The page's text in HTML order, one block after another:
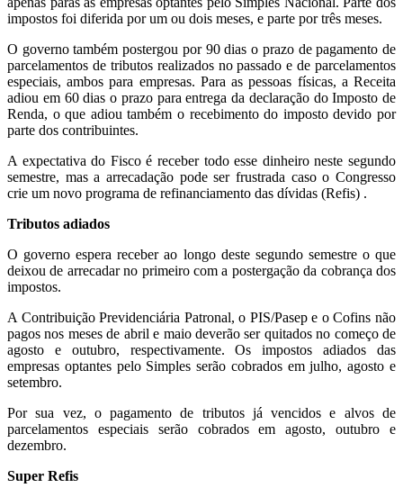
impostos foi diferida por um ou dois meses, e parte por três meses.
O governo também postergou por 90 dias o prazo de pagamento de
parcelamentos de tributos realizados no passado e de parcelamentos
especiais, ambos para empresas. Para as pessoas físicas, a Receita
adiou em 60 dias o prazo para entrega da declaração do Imposto de
Renda, o que adiou também o recebimento do imposto devido por
parte dos contribuintes.
A expectativa do Fisco é receber todo esse dinheiro neste segundo
semestre, mas a arrecadação pode ser frustrada caso o Congresso
crie um novo programa de refinanciamento das dívidas (Refis) .
Tributos adiados
O governo espera receber ao longo deste segundo semestre o que
deixou de arrecadar no primeiro com a postergação da cobrança dos
impostos.
A Contribuição Previdenciária Patronal, o PIS/Pasep e o Cofins não
pagos nos meses de abril e maio deverão ser quitados no começo de
agosto e outubro, respectivamente. Os impostos adiados das
empresas optantes pelo Simples serão cobrados em julho, agosto e
setembro.
Por sua vez, o pagamento de tributos já vencidos e alvos de
parcelamentos especiais serão cobrados em agosto, outubro e
dezembro.
Super Refis